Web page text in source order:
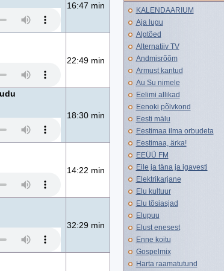
16:47 min
22:49 min
18:30 min
14:22 min
32:29 min
KALENDAARIUM
Aja lugu
Algtõed
Alternatiiv TV
Andmisrõõm
Armust kantud
Au Su nimele
Eelimi allikad
Eenoki põlvkond
Eesti mälu
Eestimaa ilma orbudeta
Eestimaa, ärka!
EEÜÜ FM
Eile ja täna ja igavesti
Elektrikarjane
Elu kultuur
Elu tõsiasjad
Elupuu
Elust enesest
Enne koitu
Gospelmix
Harta raamatutund